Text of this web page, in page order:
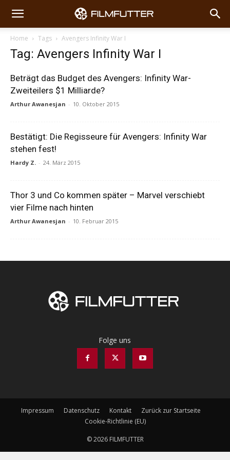
Home Tags Avengers Infinity War I
Tag: Avengers Infinity War I
Beträgt das Budget des Avengers: Infinity War-
Zweiteilers $1 Milliarde?
Arthur Awanesjan - 10. Oktober 2015
Bestätigt: Die Regisseure für Avengers: Infinity War
stehen fest!
Hardy Z. - 24. März 2015
Thor 3 und Co kommen später – Marvel verschiebt
vier Filme nach hinten
Arthur Awanesjan - 10. Februar 2015
Folge uns
Impressum Datenschutz Kontakt
Zurück zur Startseite
Cookie-Richtlinie (EU)
© 2026 FILMFUTTER